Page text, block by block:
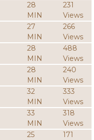
28
MIN
231
Views
27
MIN
266
Views
28
MIN
488
Views
28
MIN
240
Views
32
MIN
333
Views
33
MIN
318
Views
25
171